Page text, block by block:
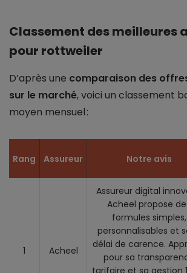
Classement des meilleures
pour rottweiler
D’après une comparaison des
sur le marché, voici un classement
moyen mensuel :
Rang Assureur Notre avis
1 Acheel
Assureur digital
Acheel propose
formules simples,
personnalisables et
délai de carence.
pour sa